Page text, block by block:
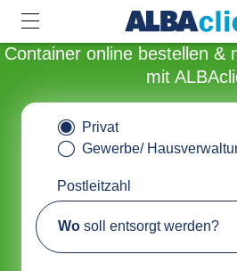
Container online bestellen &
mit
Privat
Gewerbe/
Postleitzahl
Wo soll entsorgt werden?